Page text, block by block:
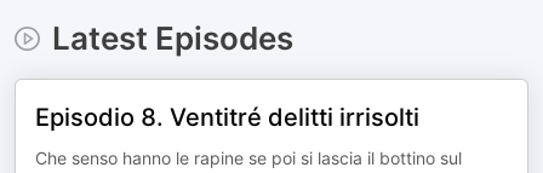
Latest Episodes
Episodio 8. Ventitré delitti irrisolti
Che senso hanno le rapine se poi si lascia il bottino sul